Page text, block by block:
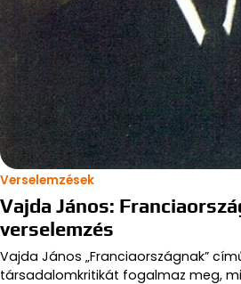
Verselemzések
Vajda János:
verselemzés
Vajda János „Franciaországnak”
társadalomkritikát fogalmaz meg,